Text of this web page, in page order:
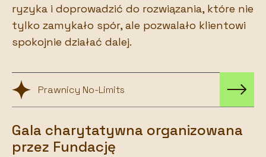
ryzyka i doprowadzić do rozwiązania, które nie
tylko zamykało spór, ale pozwalało klientowi
spokojnie działać dalej.
Prawnicy No-Limits
Gala charytatywna organizowana
przez Fundację